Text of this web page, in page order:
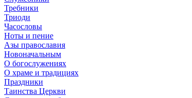
Требники
Триоди
Часословы
Ноты и пение
Азы православия
Новоначальным
О богослужениях
О храме и традициях
Праздники
Таинства Церкви